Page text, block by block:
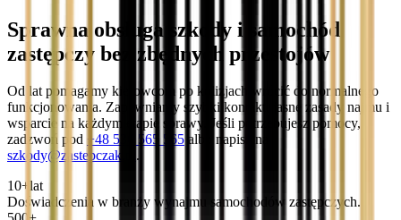
Sprawna obsługa szkody i samochód
zastępczy bez zbędnych przestojów
Od lat pomagamy kierowcom po kolizjach wrócić do normalnego
funkcjonowania. Zapewniamy szybki kontakt, jasne zasady najmu i
wsparcie na każdym etapie sprawy. Jeśli potrzebujesz pomocy,
zadzwoń pod +48 536 565 565 albo napisz na
szkody@zastepczak.pl .
10+ lat
Doświadczenia w branży wynajmu samochodów zastępczych.